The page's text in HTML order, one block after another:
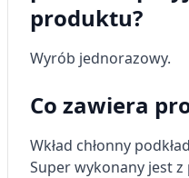
produktu?
Wyrób jednorazowy.
Co zawiera
Wkład chłonny
Super wykonany jest
Wykorzystywanie
wyboru treści
Funkcje specjalne IAB:
geolokalizacyjnych
Identyfikowanie
aktywnie żądanych